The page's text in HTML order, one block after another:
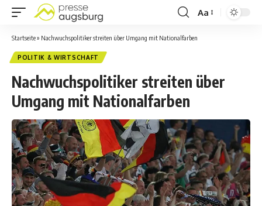
Aa
Startseite» Nachwuchspolitiker streiten über Umgang mit Nationalfarben
POLITIK & WIRTSCHAFT
Nachwuchspolitiker streiten über
Umgang mit Nationalfarben